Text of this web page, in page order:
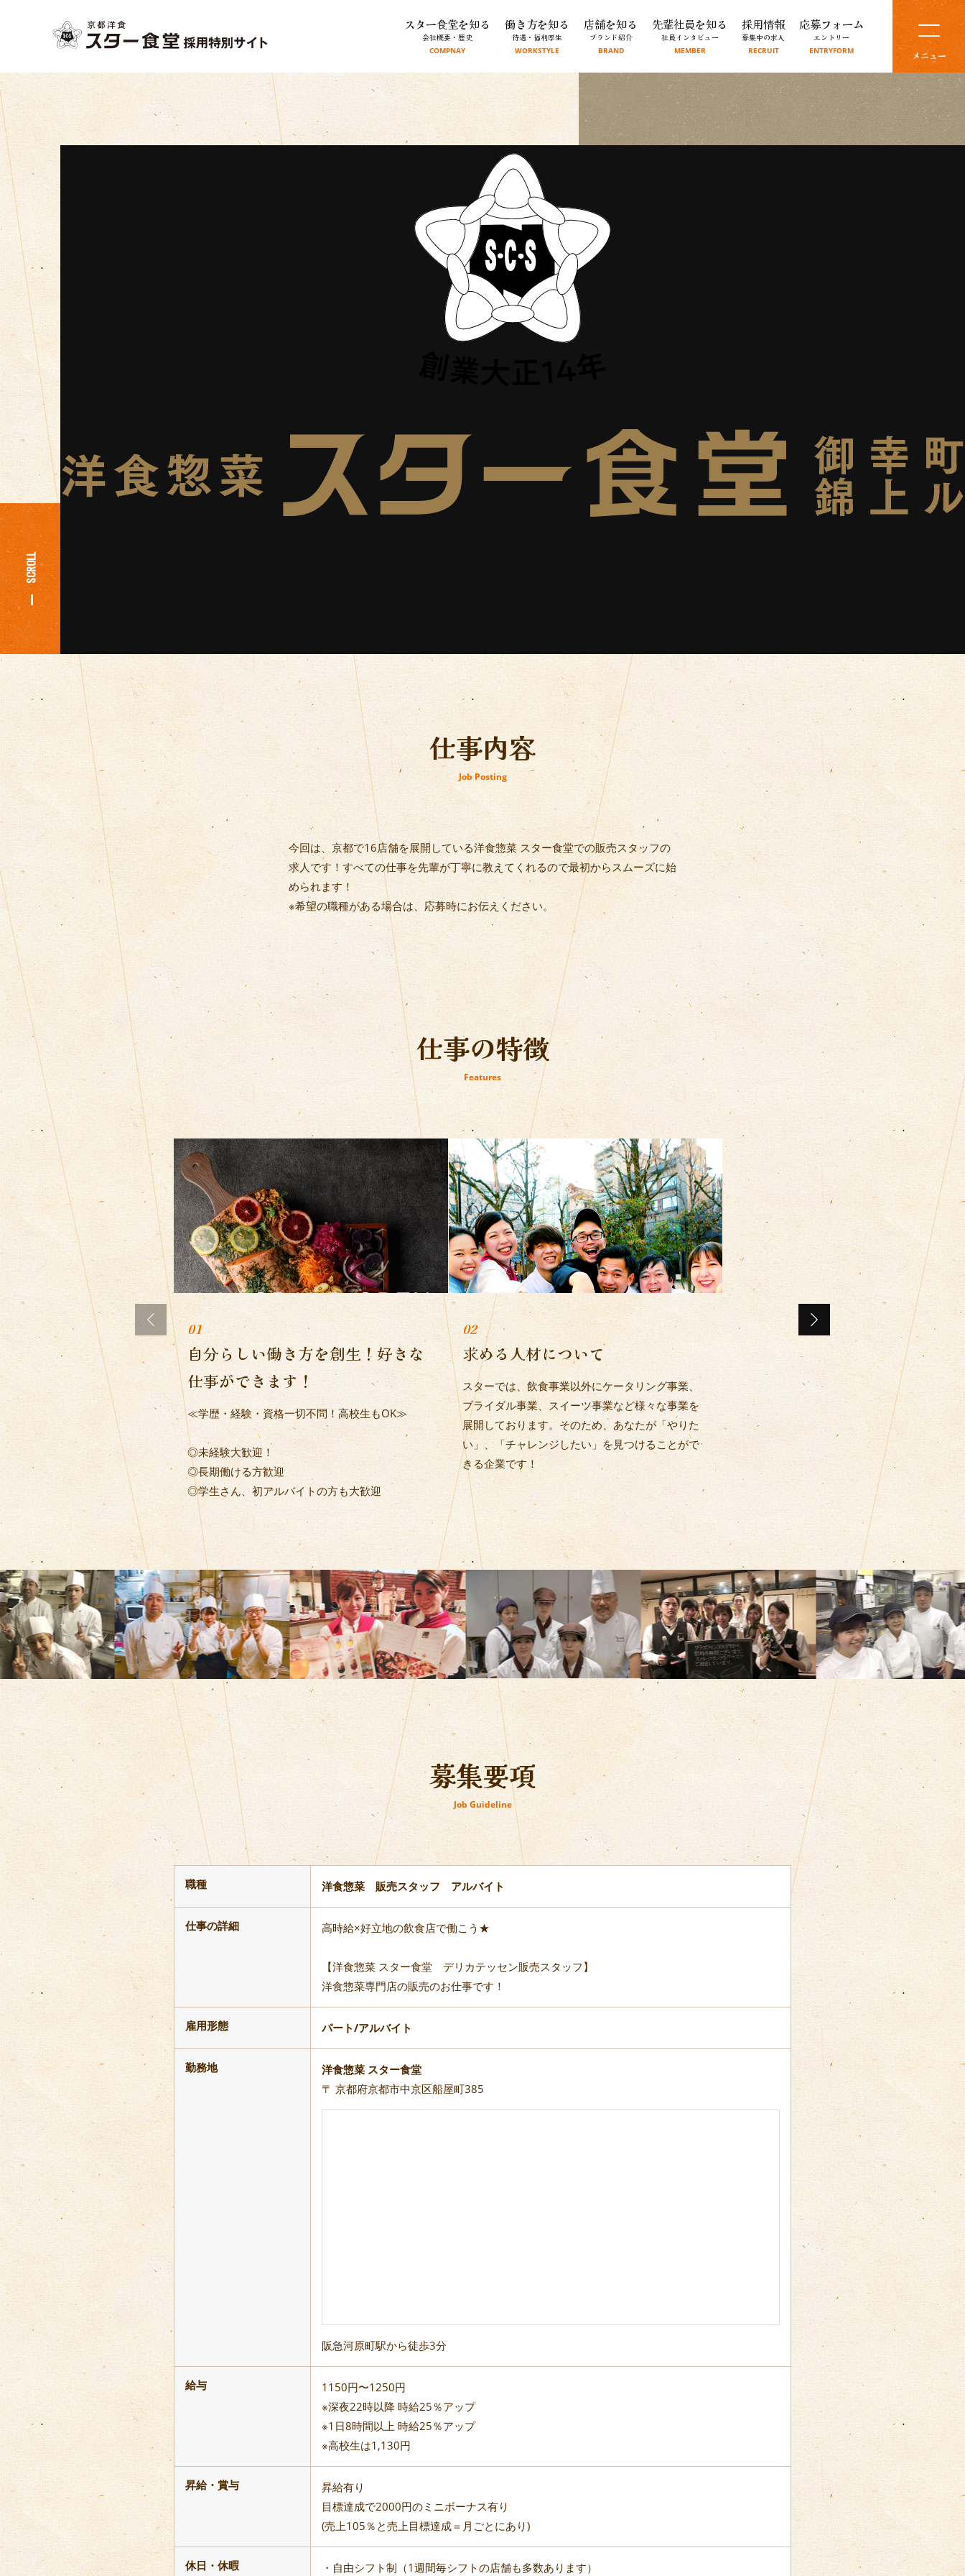
スター食堂を知る
会社概要・歴史
COMPNAY
働き方を知る
待遇・福利厚生
WORKSTYLE
店舗を知る
ブランド紹介
BRAND
先輩社員を知る
社員インタビュー
MEMBER
採用情報
募集中の求人
RECRUIT
応募フォーム
エントリー
ENTRYFORM メニュー
SCROLL
Job Posting
仕事内容
今回は、京都で16店舗を展開している洋食惣菜 スター食堂での販売スタッフの
求人です！すべての仕事を先輩が丁寧に教えてくれるので最初からスムーズに始
められます！
※希望の職種がある場合は、応募時にお伝えください。
Features
仕事の特徴
自分らしい働き方を創生！好きな
仕事ができます！
≪学歴・経験・資格一切不問！高校生もOK≫
◎未経験大歓迎！
◎長期働ける方歓迎
◎学生さん、初アルバイトの方も大歓迎
求める人材について
スターでは、飲食事業以外にケータリング事業、
ブライダル事業、スイーツ事業など様々な事業を
展開しております。そのため、あなたが「やりた
い」、「チャレンジしたい」を見つけることがで
きる企業です！
Job Guideline
募集要項
職種 洋食惣菜 販売スタッフ アルバイト
仕事の詳細 高時給×好立地の飲食店で働こう★
【洋食惣菜 スター食堂 デリカテッセン販売スタッフ】
洋食惣菜専門店の販売のお仕事です！
雇用形態 パート/アルバイト
勤務地
洋食惣菜 スター食堂
〒 京都府京都市中京区船屋町385
阪急河原町駅から徒歩3分
給与
1150円〜1250円
※深夜22時以降 時給25％アップ
※1日8時間以上 時給25％アップ
※高校生は1,130円
昇給・賞与
昇給有り
目標達成で2000円のミニボーナス有り
(売上105％と売上目標達成＝月ごとにあり)
休日・休暇 ・自由シフト制（1週間毎シフトの店舗も多数あります）